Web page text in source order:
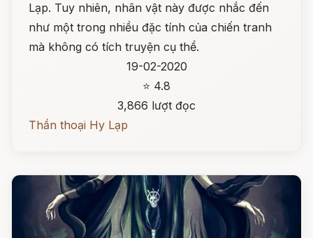
Lạp. Tuy nhiên, nhân vật này được nhắc đến
như một trong nhiều đặc tính của chiến tranh
mà không có tích truyện cụ thể.
19-02-2020
⭐ 4.8
3,866 lượt đọc
Thần thoại Hy Lạp